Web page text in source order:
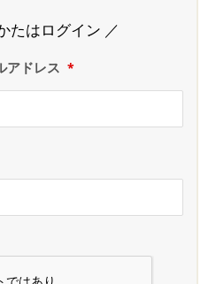
たはログイン ／
アドレス *